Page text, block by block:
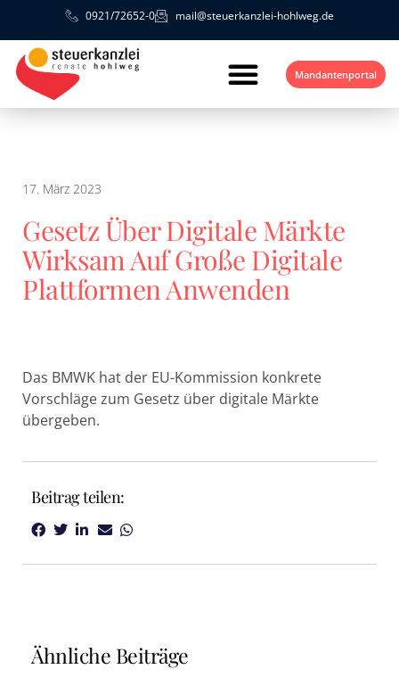
0921/72652-0 mail@steuerkanzlei-hohlweg.de
Mandantenportal
17. März 2023
Gesetz Über Digitale Märkte
Wirksam Auf Große Digitale
Plattformen Anwenden
Das BMWK hat der EU-Kommission konkrete
Vorschläge zum Gesetz über digitale Märkte
übergeben.
Beitrag teilen:
Ähnliche Beiträge